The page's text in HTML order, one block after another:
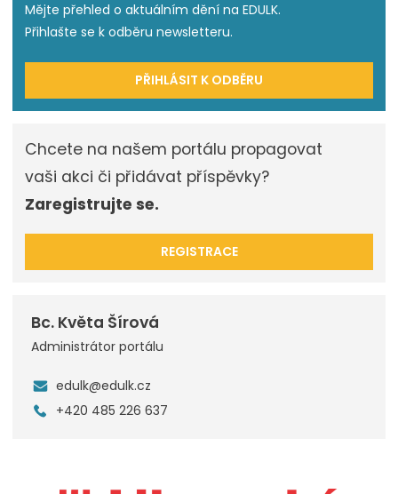
Mějte přehled o aktuálním dění na EDULK.
Přihlašte se k odběru newsletteru.
PŘIHLÁSIT K ODBĚRU
Chcete na našem portálu propagovat
vaši akci či přidávat příspěvky?
Zaregistrujte se.
REGISTRACE
Bc. Květa Šírová
Administrátor portálu
edulk@edulk.cz
+420 485 226 637